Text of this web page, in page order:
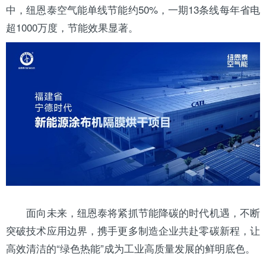
中，纽恩泰空气能单线节能约50%，一期13条线每年省电
超1000万度，节能效果显著。
面向未来，纽恩泰将紧抓节能降碳的时代机遇，不断
突破技术应用边界，携手更多制造企业共赴零碳新程，让
高效清洁的“绿色热能”成为工业高质量发展的鲜明底色。